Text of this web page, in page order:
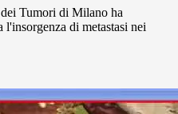
Tumori di Milano ha
di metastasi nei